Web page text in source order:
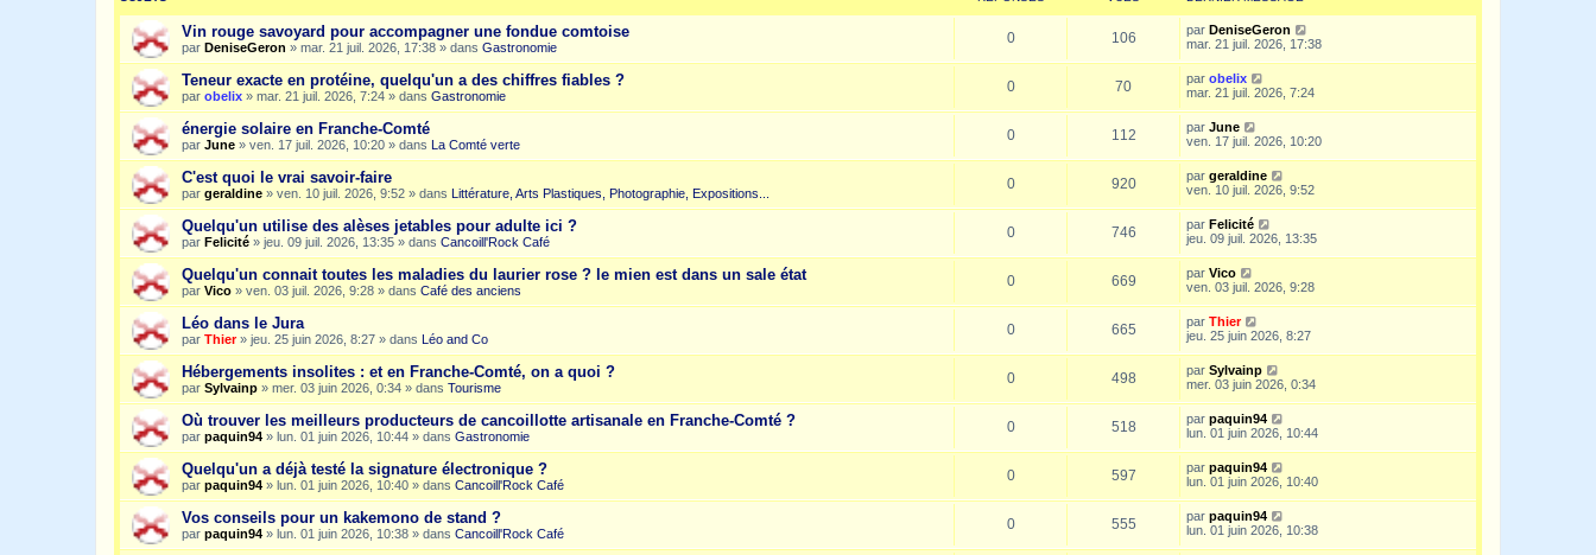
Vin rouge savoyard pour accompagner une fondue comtoise
par DeniseGeron » mar. 21 juil. 2026, 17:38 » dans Gastronomie
0 106 par DeniseGeron
mar. 21 juil. 2026, 17:38
Teneur exacte en protéine, quelqu'un a des chiffres fiables ?
par obelix » mar. 21 juil. 2026, 7:24 » dans Gastronomie
0 70 par obelix
mar. 21 juil. 2026, 7:24
énergie solaire en Franche-Comté
par June » ven. 17 juil. 2026, 10:20 » dans La Comté verte
0 112 par June
ven. 17 juil. 2026, 10:20
C'est quoi le vrai savoir-faire
par geraldine » ven. 10 juil. 2026, 9:52 » dans Littérature, Arts Plastiques, Photographie, Expositions...
0 920 par geraldine
ven. 10 juil. 2026, 9:52
Quelqu'un utilise des alèses jetables pour adulte ici ?
par Felicité » jeu. 09 juil. 2026, 13:35 » dans Cancoill'Rock Café
0 746 par Felicité
jeu. 09 juil. 2026, 13:35
Quelqu'un connait toutes les maladies du laurier rose ? le mien est dans un sale état
par Vico » ven. 03 juil. 2026, 9:28 » dans Café des anciens
0 669 par Vico
ven. 03 juil. 2026, 9:28
Léo dans le Jura
par Thier» jeu. 25 juin 2026, 8:27 » dans Léo and Co
0 665 par Thier
jeu. 25 juin 2026, 8:27
Hébergements insolites : et en Franche-Comté, on a quoi ?
par Sylvainp » mer. 03 juin 2026, 0:34 » dans Tourisme
0 498 par Sylvainp
mer. 03 juin 2026, 0:34
Où trouver les meilleurs producteurs de cancoillotte artisanale en Franche-Comté ?
par paquin94 » lun. 01 juin 2026, 10:44 » dans Gastronomie
0 518 par paquin94
lun. 01 juin 2026, 10:44
Quelqu'un a déjà testé la signature électronique ?
par paquin94 » lun. 01 juin 2026, 10:40 » dans Cancoill'Rock Café
0 597 par paquin94
lun. 01 juin 2026, 10:40
Vos conseils pour un kakemono de stand ?
par paquin94 » lun. 01 juin 2026, 10:38 » dans Cancoill'Rock Café
0 555 par paquin94
lun. 01 juin 2026, 10:38